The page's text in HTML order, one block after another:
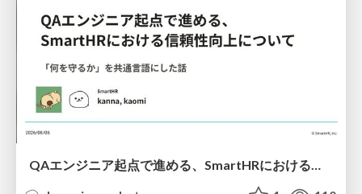
QAエンジニア起点で進める、SmartHRにおける信頼性向上について